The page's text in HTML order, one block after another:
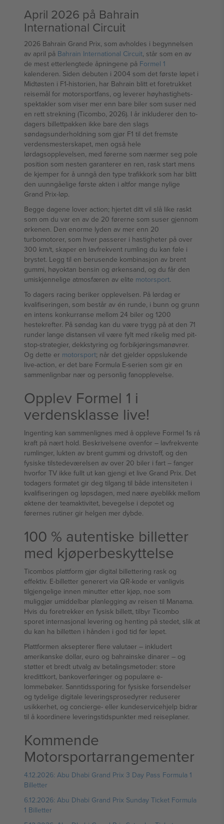
April 2026 på Bahrain
International Circuit
2026 Bahrain Grand Prix, som avholdes i begynnelsen
av april på Bahrain International Circuit, står som en av
de mest etterlengtede åpningene på Formel 1
kalenderen. Siden debuten i 2004 som det første løpet i
Midtøsten i F1-historien, har Bahrain blitt et foretrukket
reisemål for motorsportfans, og leverer høyhastighets-
spektakler som viser mer enn bare biler som suser ned
en rett strekning (Ticombo, 2026). I år inkluderer den to-
dagers billettpakken ikke bare den slags
søndagsunderholdning som gjør F1 til det fremste
verdensmesterskapet, men også hele
lørdagsopplevelsen, med førerne som nærmer seg pole
position som nesten garanterer en ren, rask start mens
de kjemper for å unngå den type trafikkork som har blitt
den uunngåelige første akten i altfor mange nylige
Grand Prix-løp.
Begge dagene lover action; hjertet ditt vil slå like raskt
som om du var en av de 20 førerne som suser gjennom
ørkenen. Den enorme lyden av mer enn 20
turbomotorer, som hver passerer i hastigheter på over
300 km/t, skaper en lavfrekvent rumling du kan føle i
brystet. Legg til en berusende kombinasjon av brent
gummi, høyoktan bensin og ørkensand, og du får den
umiskjennelige atmosfæren av elite motorsport.
To dagers racing beriker opplevelsen. På lørdag er
kvalifiseringen, som består av én runde, i bunn og grunn
en intens konkurranse mellom 24 biler og 1200
hestekrefter. På søndag kan du være trygg på at den 71
runder lange distansen vil være fylt med rikelig med pit-
stop-strategier, dekkstyring og forbikjøringsmanøvrer.
Og dette er motorsport; når det gjelder oppslukende
live-action, er det bare Formula E-serien som gir en
sammenlignbar nær og personlig fanopplevelse.
Opplev Formel 1 i
verdensklasse live!
Ingenting kan sammenlignes med å oppleve Formel 1s rå
kraft på nært hold. Beskrivelsene ovenfor – lavfrekvente
rumlinger, lukten av brent gummi og drivstoff, og den
fysiske tilstedeværelsen av over 20 biler i fart – fanger
hvorfor TV ikke fullt ut kan gjengi et live Grand Prix. Det
todagers formatet gir deg tilgang til både intensiteten i
kvalifiseringen og løpsdagen, med nære øyeblikk mellom
øktene der teamaktivitet, bevegelse i depotet og
førernes rutiner gir helgen mer dybde.
100 % autentiske billetter
med kjøperbeskyttelse
Ticombos plattform gjør digital billettering rask og
effektiv. E-billetter generert via QR-kode er vanligvis
tilgjengelige innen minutter etter kjøp, noe som
muliggjør umiddelbar planlegging av reisen til Manama.
Hvis du foretrekker en fysisk billett, tilbyr Ticombo
sporet internasjonal levering og henting på stedet, slik at
du kan ha billetten i hånden i god tid før løpet.
Plattformen aksepterer flere valutaer – inkludert
amerikanske dollar, euro og bahrainske dinarer – og
støtter et bredt utvalg av betalingsmetoder: store
kredittkort, bankoverføringer og populære e-
lommebøker. Sanntidssporing for fysiske forsendelser
og tydelige digitale leveringsprosedyrer reduserer
usikkerhet, og concierge- eller kundeservicehjelp bidrar
til å koordinere leveringstidspunkter med reiseplaner.
Kommende
Motorsportarrangementer
4.12.2026: Abu Dhabi Grand Prix 3 Day Pass Formula 1
Billetter
6.12.2026: Abu Dhabi Grand Prix Sunday Ticket Formula
1 Billetter